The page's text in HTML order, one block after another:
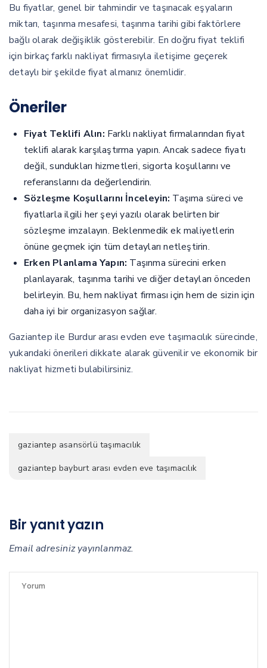
Bu fiyatlar, genel bir tahmindir ve taşınacak eşyaların
miktarı, taşınma mesafesi, taşınma tarihi gibi faktörlere
bağlı olarak değişiklik gösterebilir. En doğru fiyat teklifi
için birkaç farklı nakliyat firmasıyla iletişime geçerek
detaylı bir şekilde fiyat almanız önemlidir.
Öneriler
Fiyat Teklifi Alın: Farklı nakliyat firmalarından fiyat
teklifi alarak karşılaştırma yapın. Ancak sadece fiyatı
değil, sundukları hizmetleri, sigorta koşullarını ve
referanslarını da değerlendirin.
Sözleşme Koşullarını İnceleyin: Taşıma süreci ve
fiyatlarla ilgili her şeyi yazılı olarak belirten bir
sözleşme imzalayın. Beklenmedik ek maliyetlerin
önüne geçmek için tüm detayları netleştirin.
Erken Planlama Yapın: Taşınma sürecini erken
planlayarak, taşınma tarihi ve diğer detayları önceden
belirleyin. Bu, hem nakliyat firması için hem de sizin için
daha iyi bir organizasyon sağlar.
Gaziantep ile Burdur arası evden eve taşımacılık sürecinde,
yukarıdaki önerileri dikkate alarak güvenilir ve ekonomik bir
nakliyat hizmeti bulabilirsiniz.
gaziantep asansörlü taşımacılık
gaziantep bayburt arası evden eve taşımacılık
Bir yanıt yazın
Email adresiniz yayınlanmaz.